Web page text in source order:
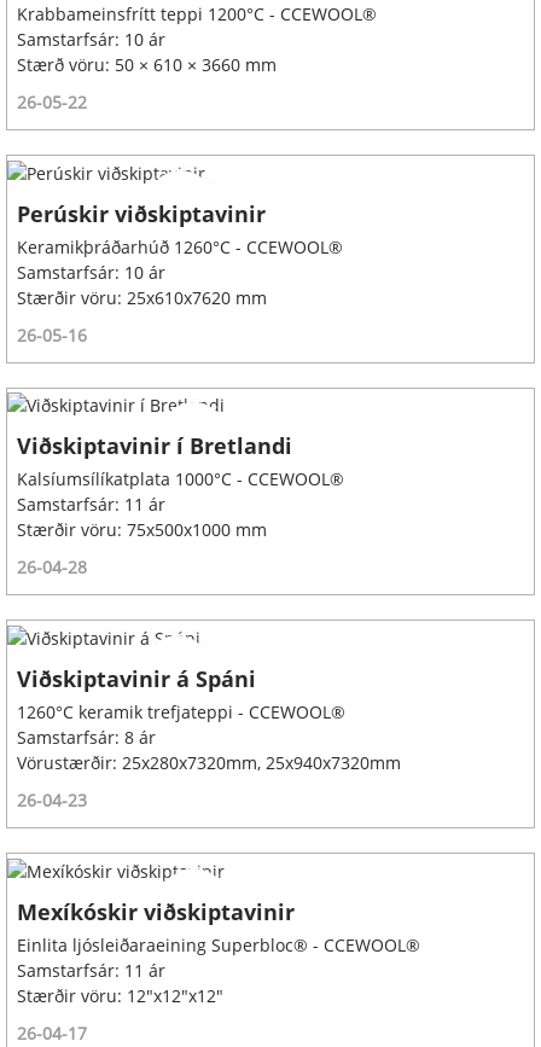
Krabbameinsfrítt teppi 1200°C - CCEWOOL®
Samstarfsár: 10 ár
Stærð vöru: 50 × 610 × 3660 mm
26-05-22
Perúskir viðskiptavinir
Keramikþráðarhúð 1260°C - CCEWOOL®
Samstarfsár: 10 ár
Stærðir vöru: 25x610x7620 mm
26-05-16
Viðskiptavinir í Bretlandi
Kalsíumsílíkatplata 1000°C - CCEWOOL®
Samstarfsár: 11 ár
Stærðir vöru: 75x500x1000 mm
26-04-28
Viðskiptavinir á Spáni
1260°C keramik trefjateppi - CCEWOOL®
Samstarfsár: 8 ár
Vörustærðir: 25x280x7320mm, 25x940x7320mm
26-04-23
Mexíkóskir viðskiptavinir
Einlita ljósleiðaraeining Superbloc® - CCEWOOL®
Samstarfsár: 11 ár
Stærðir vöru: 12"x12"x12"
26-04-17